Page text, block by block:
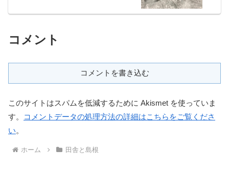
コメント
コメントを書き込む
このサイトはスパムを低減するために Akismet を使っていま
す。
コメントデータの処理方法の詳細はこちらをご覧くださ
い。
ホーム 田舎と島根